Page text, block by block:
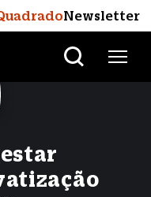
Newsletter